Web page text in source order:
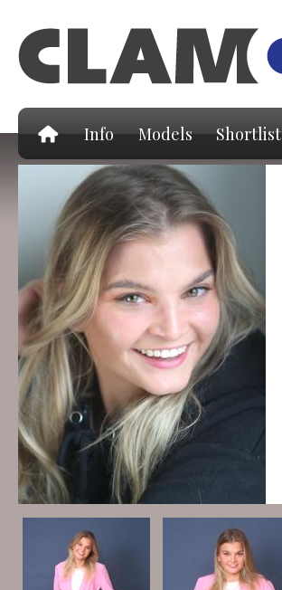
Info Models Shortlist